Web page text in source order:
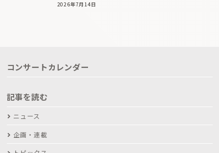
2026年7月14日
コンサートカレンダー
記事を読む
ニュース
企画・連載